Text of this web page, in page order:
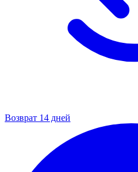
Возврат 14 дней